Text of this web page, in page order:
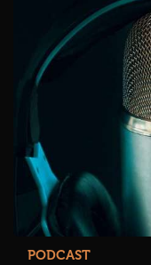
PODCAST